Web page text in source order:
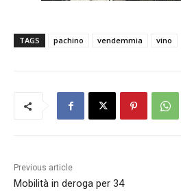
TAGS pachino vendemmia vino
Previous article
Mobilità in deroga per 34